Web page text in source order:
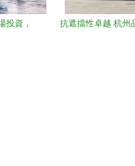
投資，
抗遮擋性卓越 杭州